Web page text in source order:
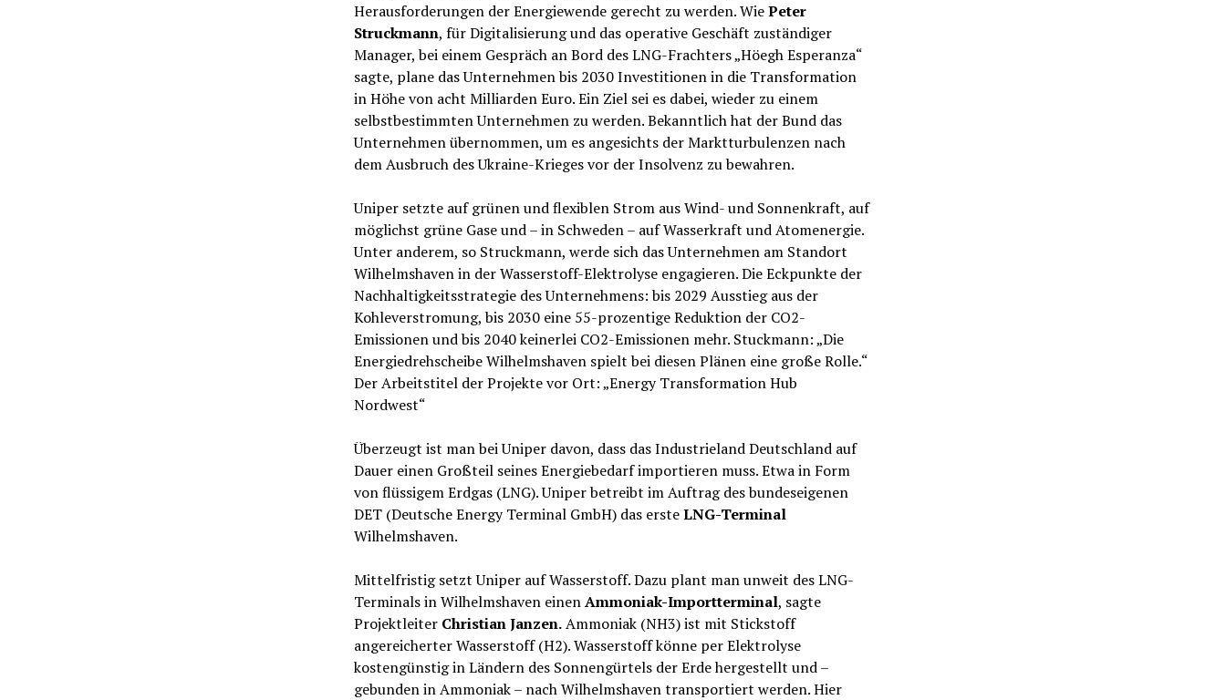
Herausforderungen der Energiewende gerecht zu werden. WiePeter
Struckmann, für Digitalisierung und das operative Geschäft zuständiger
Manager, bei einem Gespräch an Bord des LNG-Frachters „Höegh Esperanza“
sagte, plane das Unternehmen bis 2030 Investitionen in die Transformation
in Höhe von acht Milliarden Euro. Ein Ziel sei es dabei, wieder zu einem
selbstbestimmten Unternehmen zu werden. Bekanntlich hat der Bund das
Unternehmen übernommen, um es angesichts der Marktturbulenzen nach
dem Ausbruch des Ukraine-Krieges vor der Insolvenz zu bewahren.
Uniper setzte auf grünen und flexiblen Strom aus Wind- und Sonnenkraft, auf
möglichst grüne Gase und – in Schweden – auf Wasserkraft und Atomenergie.
Unter anderem, so Struckmann, werde sich das Unternehmen am Standort
Wilhelmshaven in der Wasserstoff-Elektrolyse engagieren. Die Eckpunkte der
Nachhaltigkeitsstrategie des Unternehmens: bis 2029 Ausstieg aus der
Kohleverstromung, bis 2030 eine 55-prozentige Reduktion der CO2-
Emissionen und bis 2040 keinerlei CO2-Emissionen mehr. Stuckmann: „Die
Energiedrehscheibe Wilhelmshaven spielt bei diesen Plänen eine große Rolle.“
Der Arbeitstitel der Projekte vor Ort: „Energy Transformation Hub
Nordwest“
Überzeugt ist man bei Uniper davon, dass das Industrieland Deutschland auf
Dauer einen Großteil seines Energiebedarf importieren muss. Etwa in Form
von flüssigem Erdgas (LNG). Uniper betreibt im Auftrag des bundeseigenen
DET (Deutsche Energy Terminal GmbH) das ersteLNG-Terminal
Wilhelmshaven.
Mittelfristig setzt Uniper auf Wasserstoff. Dazu plant man unweit des LNG-
Terminals in Wilhelmshaven einenAmmoniak-Importterminal, sagte
Projektleiter Christian Janzen.Ammoniak (NH3) ist mit Stickstoff
angereicherter Wasserstoff (H2). Wasserstoff könne per Elektrolyse
kostengünstig in Ländern des Sonnengürtels der Erde hergestellt und –
gebunden in Ammoniak – nach Wilhelmshaven transportiert werden. Hier